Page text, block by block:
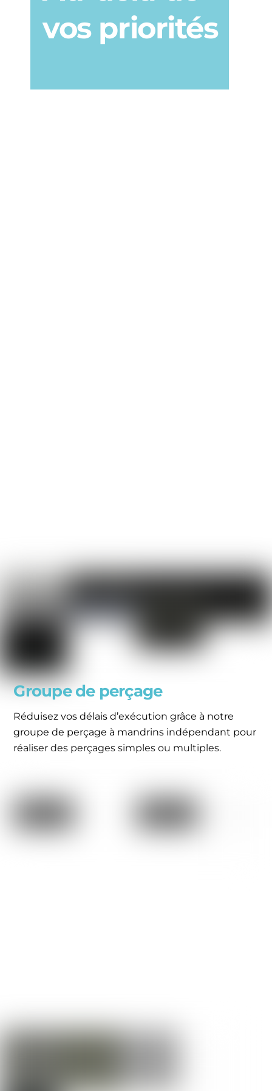
vos priorités
Groupe de perçage
Réduisez vos délais d’exécution grâce à notre
groupe de perçage à mandrins indépendant pour
réaliser des perçages simples ou multiples.